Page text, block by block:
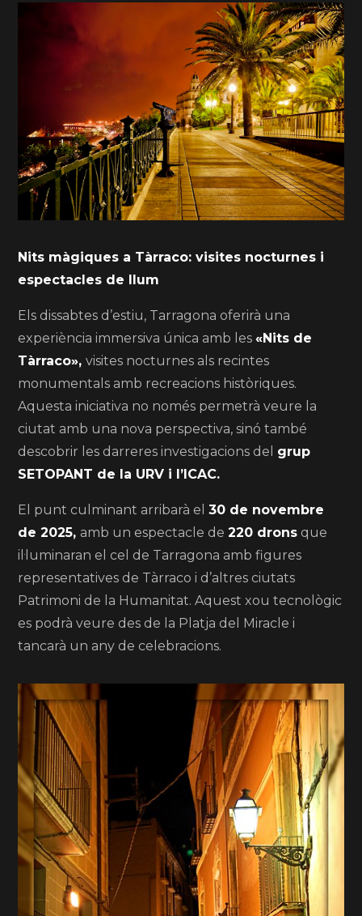
Nits màgiques a Tàrraco: visites nocturnes i
espectacles de llum
Els dissabtes d’estiu, Tarragona oferirà una
experiència immersiva única amb les«Nits de
Tàrraco»,visites nocturnes als recintes
monumentals amb recreacions històriques.
Aquesta iniciativa no només permetrà veure la
ciutat amb una nova perspectiva, sinó també
descobrir les darreres investigacions del grup
SETOPANT de la URV i l’ICAC.
El punt culminant arribarà el30 de novembre
de 2025, amb un espectacle de220 drons que
il·luminaran el cel de Tarragona amb figures
representatives de Tàrraco i d’altres ciutats
Patrimoni de la Humanitat. Aquest xou tecnològic
es podrà veure des de la Platja del Miracle i
tancarà un any de celebracions.